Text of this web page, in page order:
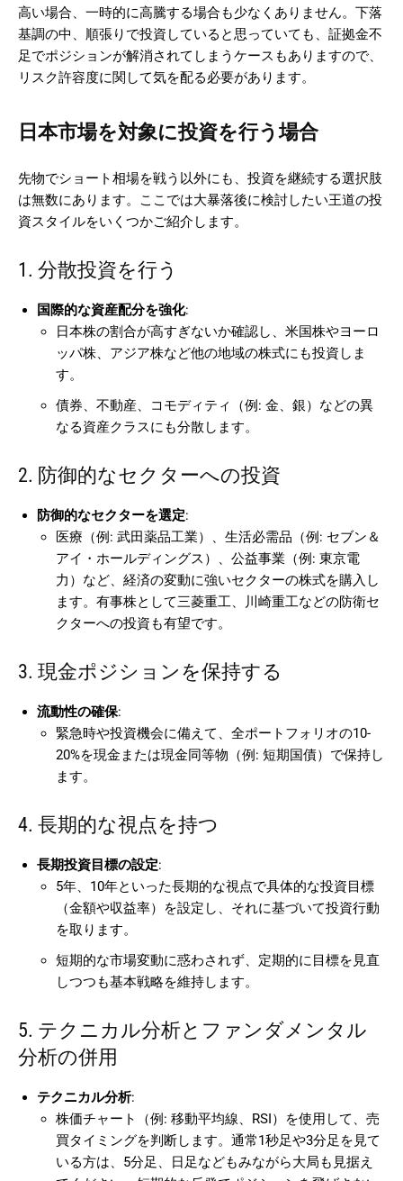
高い場合、一時的に高騰する場合も少なくありません。下落
基調の中、順張りで投資していると思っていても、証拠金不
足でポジションが解消されてしまうケースもありますので、
リスク許容度に関して気を配る必要があります。
日本市場を対象に投資を行う場合
先物でショート相場を戦う以外にも、投資を継続する選択肢
は無数にあります。ここでは大暴落後に検討したい王道の投
資スタイルをいくつかご紹介します。
1. 分散投資を行う
国際的な資産配分を強化:
日本株の割合が高すぎないか確認し、米国株やヨーロ
ッパ株、アジア株など他の地域の株式にも投資しま
す。
債券、不動産、コモディティ（例: 金、銀）などの異
なる資産クラスにも分散します。
2. 防御的なセクターへの投資
防御的なセクターを選定:
医療（例: 武田薬品工業）、生活必需品（例: セブン＆
アイ・ホールディングス）、公益事業（例: 東京電
力）など、経済の変動に強いセクターの株式を購入し
ます。有事株として三菱重工、川崎重工などの防衛セ
クターへの投資も有望です。
3. 現金ポジションを保持する
流動性の確保:
緊急時や投資機会に備えて、全ポートフォリオの10-
20%を現金または現金同等物（例: 短期国債）で保持し
ます。
4. 長期的な視点を持つ
長期投資目標の設定:
5年、10年といった長期的な視点で具体的な投資目標
（金額や収益率）を設定し、それに基づいて投資行動
を取ります。
短期的な市場変動に惑わされず、定期的に目標を見直
しつつも基本戦略を維持します。
5. テクニカル分析とファンダメンタル
分析の併用
テクニカル分析:
株価チャート（例: 移動平均線、RSI）を使用して、売
買タイミングを判断します。通常1秒足や3分足を見て
いる方は、5分足、日足などもみながら大局も見据え